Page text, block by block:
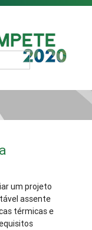
um projeto
assente
térmicas e